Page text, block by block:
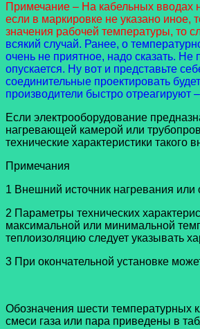
Примечание – На кабельных вводах
если в маркировке не указано
значения рабочей температуры, то
всякий случай. Ранее, о
очень не приятное, надо сказать.
опускается. Ну вот и представьте
соединительные проектировать
производители быстро отреагируют
Если электрооборудование
нагревающей камерой или
технические характеристики такого
Примечания
1 Внешний источник нагревания или
2 Параметры технических
максимальной или минимальной
теплоизоляцию следует указывать
3 При окончательной установке
Обозначения шести температурных
смеси газа или пара приведены в